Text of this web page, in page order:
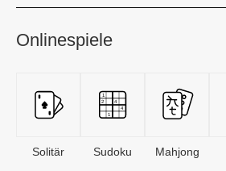
Onlinespiele
Solitär Sudoku Mahjong